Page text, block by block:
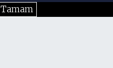
Tamam